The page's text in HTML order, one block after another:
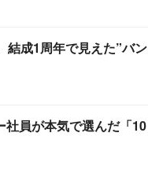
結成1周年で見えた”バン
社員が本気で選んだ「10